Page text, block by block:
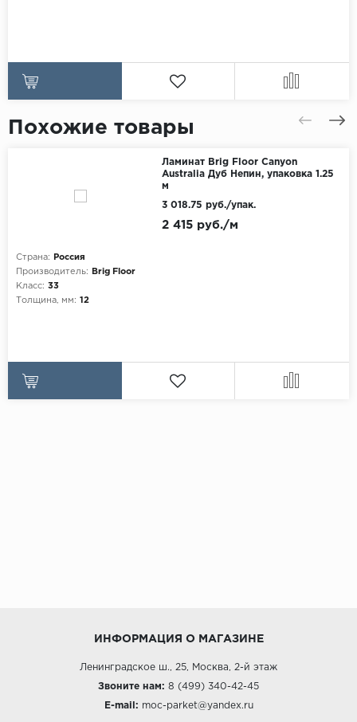
Похожие товары
Ламинат Brig Floor Canyon
Australia Дуб Непин, упаковка 1.25
м
Страна:
Россия
Производитель:
Brig Floor
Класс: 33
Толщина, мм: 12
2 415 руб./м
3 018.75 руб./упак.
ИНФОРМАЦИЯ О МАГАЗИНЕ
Ленинградское ш., 25, Москва, 2-й этаж
Звоните нам: 8 (499) 340-42-45
E-mail: moc-parket@yandex.ru